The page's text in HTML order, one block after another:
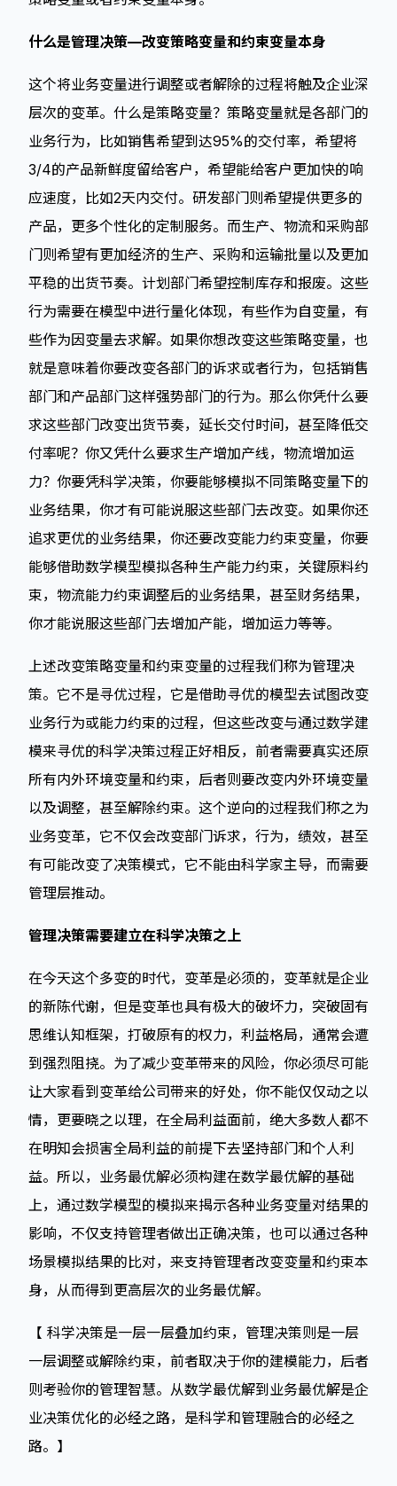
什么是管理决策—改变策略变量和约束变量本身
这个将业务变量进行调整或者解除的过程将触及企业深
层次的变革。什么是策略变量？策略变量就是各部门的
业务行为，比如销售希望到达95%的交付率，希望将
3/4的产品新鲜度留给客户，希望能给客户更加快的响
应速度，比如2天内交付。研发部门则希望提供更多的
产品，更多个性化的定制服务。而生产、物流和采购部
门则希望有更加经济的生产、采购和运输批量以及更加
平稳的出货节奏。计划部门希望控制库存和报废。这些
行为需要在模型中进行量化体现，有些作为自变量，有
些作为因变量去求解。如果你想改变这些策略变量，也
就是意味着你要改变各部门的诉求或者行为，包括销售
部门和产品部门这样强势部门的行为。那么你凭什么要
求这些部门改变出货节奏，延长交付时间，甚至降低交
付率呢？你又凭什么要求生产增加产线，物流增加运
力？你要凭科学决策，你要能够模拟不同策略变量下的
业务结果，你才有可能说服这些部门去改变。如果你还
追求更优的业务结果，你还要改变能力约束变量，你要
能够借助数学模型模拟各种生产能力约束，关键原料约
束，物流能力约束调整后的业务结果，甚至财务结果，
你才能说服这些部门去增加产能，增加运力等等。
上述改变策略变量和约束变量的过程我们称为管理决
策。它不是寻优过程，它是借助寻优的模型去试图改变
业务行为或能力约束的过程，但这些改变与通过数学建
模来寻优的科学决策过程正好相反，前者需要真实还原
所有内外环境变量和约束，后者则要改变内外环境变量
以及调整，甚至解除约束。这个逆向的过程我们称之为
业务变革，它不仅会改变部门诉求，行为，绩效，甚至
有可能改变了决策模式，它不能由科学家主导，而需要
管理层推动。
管理决策需要建立在科学决策之上
在今天这个多变的时代，变革是必须的，变革就是企业
的新陈代谢，但是变革也具有极大的破坏力，突破固有
思维认知框架，打破原有的权力，利益格局，通常会遭
到强烈阻挠。为了减少变革带来的风险，你必须尽可能
让大家看到变革给公司带来的好处，你不能仅仅动之以
情，更要晓之以理，在全局利益面前，绝大多数人都不
在明知会损害全局利益的前提下去坚持部门和个人利
益。所以，业务最优解必须构建在数学最优解的基础
上，通过数学模型的模拟来揭示各种业务变量对结果的
影响，不仅支持管理者做出正确决策，也可以通过各种
场景模拟结果的比对，来支持管理者改变变量和约束本
身，从而得到更高层次的业务最优解。
【 科学决策是一层一层叠加约束，管理决策则是一层
一层调整或解除约束，前者取决于你的建模能力，后者
则考验你的管理智慧。从数学最优解到业务最优解是企
业决策优化的必经之路，是科学和管理融合的必经之
路。】